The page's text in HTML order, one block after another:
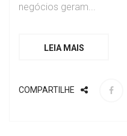
negócios geram...
LEIA MAIS
COMPARTILHE